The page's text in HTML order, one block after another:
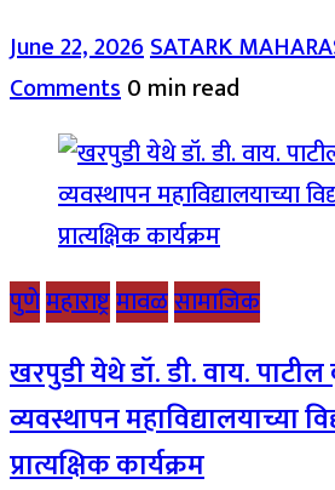
June 22, 2026SATARK
Comments0 min read
पुणेमहाराष्ट्रमावळसामाजिक
खरपुडी येथे डॉ. डी. वाय.
व्यवस्थापन महाविद्यालयाच्या
प्रात्यक्षिक कार्यक्रम